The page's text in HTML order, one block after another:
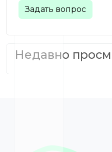
Задать вопрос
Недавно